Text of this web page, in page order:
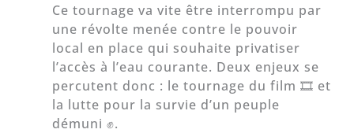
Ce tournage va vite être interrompu par
une révolte menée contre le pouvoir
local en place qui souhaite privatiser
l’accès à l’eau courante. Deux enjeux se
percutent donc : le tournage du film 🎞 et
la lutte pour la survie d’un peuple
démuni ✊.